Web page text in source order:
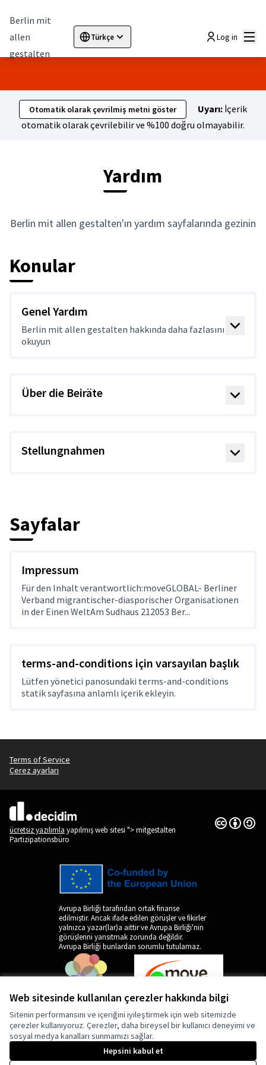
Web sitesinde kullanılan çerezler hakkında bilgi
Sitenin performansını ve içeriğini iyileştirmek için web sitemizde
çerezler kullanıyoruz. Çerezler, daha bireysel bir kullanıcı deneyimi ve
sosyal medya kanalları sunmamızı sağlar.
Hepsini kabul et
Berlin mit
allen
gestalten
Türkçe
Sprache wählen Elegir el idioma
Log in
Otomatik olarak çevrilmiş metni göster Uyarı: İçerik
otomatik olarak çevrilebilir ve %100 doğru olmayabilir.
Yardım
Berlin mit allen gestalten'ın yardım sayfalarında gezinin
Konular
Genel Yardım
Berlin mit allen gestalten hakkında daha fazlasını
okuyun
Über die Beiräte
Stellungnahmen
Sayfalar
Impressum
Für den Inhalt verantwortlich:moveGLOBAL- Berliner
Verband migrantischer-diasporischer Organisationen
in der Einen WeltAm Sudhaus 212053 Ber...
terms-and-conditions için varsayılan başlık
Lütfen yönetici panosundaki terms-and-conditions
statik sayfasına anlamlı içerik ekleyin.
Terms of Service
Çerez ayarları
(Dış bağlantı)
ücretsiz yazılımla yapılmış web sitesi "> mitgestalten
Partizipationsbüro
Creative
(Dış
Avrupa Birliği tarafından ortak finanse
edilmiştir. Ancak ifade edilen görüşler ve fikirler
yalnızca yazar(lar)a aittir ve Avrupa Birliği'nin
görüşlerini yansıtmak zorunda değildir.
Avrupa Birliği bunlardan sorumlu tutulamaz.
by